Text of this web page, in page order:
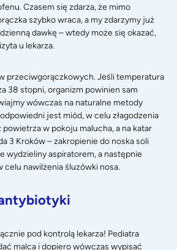
Czasem się zdarza, że mimo
szybko wraca, a my zdarzymy już
dawkę – wtedy może się okazać,
u lekarza.
przeciwgorączkowych. Jeśli temperatura
38 stopni, organizm powinien sam
wówczas na naturalne metody
jest miód, w celu złagodzenia
w pokoju malucha, a na katar
3 Kroków– zakropienie do noska soli
wydzielinyaspiratorem, a następnie
celu nawilżenia śluzówki nosa.
pod kontrolą lekarza! Pediatra
malca i dopiero wówczas wypisać